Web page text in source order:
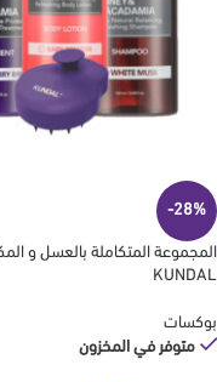
-28%
المجموعة المتكاملة بالعسل و
KUNDAL
بوكسات
متوفر في المخزون